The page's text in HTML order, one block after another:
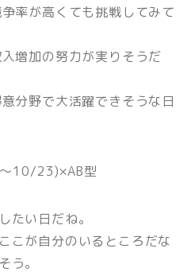
が高くても挑戦してみて
の努力が実りそうだ
分野で大活躍できそうな日
10/23)×AB型
たい日だね。
こが自分のいるところだな
う。